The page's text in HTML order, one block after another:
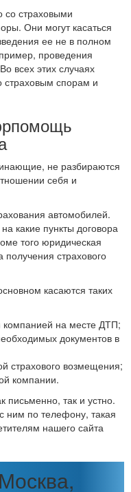
со страховыми
Они могут касаться
ее не в полном
проведения
всех этих случаях
страховым спорам и
не разбираются
себя и
автомобилей.
какие пункты договора
того юридическая
получения страхового
касаются таких
компанией на месте ДТП;
документов в
страхового возмещения;
компании.
письменно, так и устно.
ним по телефону, такая
нашего сайта